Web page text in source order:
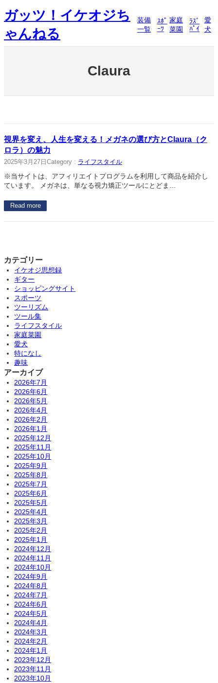
容
ス
キ
ガッツ！イケオジち
ゃんねる
装備
一覧
ｽﾎﾟ
ｰﾂ
家庭
菜園
ﾗｽﾞ
ﾊﾟｲ
愛
犬
Claura
視界を変え、人生を変える！メガネの選び方とClaura（ク
ロラ）の魅力
2025年3月27日 Category : ライフスタイル
※当サイトは、アフィリエイトプログラムを利用して商品を紹介し
ています。 メガネは、単なる視力矯正ツールにとどま…
Read more
カテゴリー
イケオジ思想録
ギター
ショッピングサイト
スポーツ
ツーリズム
ツール集
ライフスタイル
家庭菜園
愛犬
特になし
趣味
アーカイブ
2026年7月
2026年6月
2026年5月
2026年4月
2026年2月
2026年1月
2025年12月
2025年11月
2025年10月
2025年9月
2025年8月
2025年7月
2025年6月
2025年5月
2025年4月
2025年3月
2025年2月
2025年1月
2024年12月
2024年11月
2024年10月
2024年9月
2024年8月
2024年7月
2024年6月
2024年5月
2024年4月
2024年3月
2024年2月
2024年1月
2023年12月
2023年11月
2023年10月